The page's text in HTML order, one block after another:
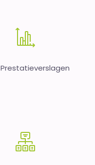
Prestatieverslagen